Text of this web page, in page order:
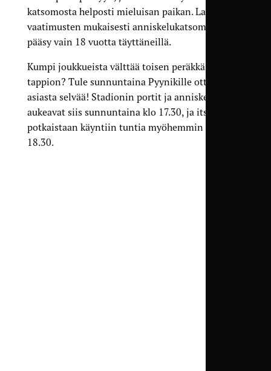
katsomosta helposti mieluisan paikan. Lain
vaatimusten mukaisesti anniskelukatsomoon on
pääsy vain 18 vuotta täyttäneillä.
Kumpi joukkueista välttää toisen peräkkäisen
tappion? Tule sunnuntaina Pyynikille ottamaan
asiasta selvää! Stadionin portit ja anniskelualue
aukeavat siis sunnuntaina klo 17.30, ja itse ottelu
potkaistaan käyntiin tuntia myöhemmin klo
18.30.